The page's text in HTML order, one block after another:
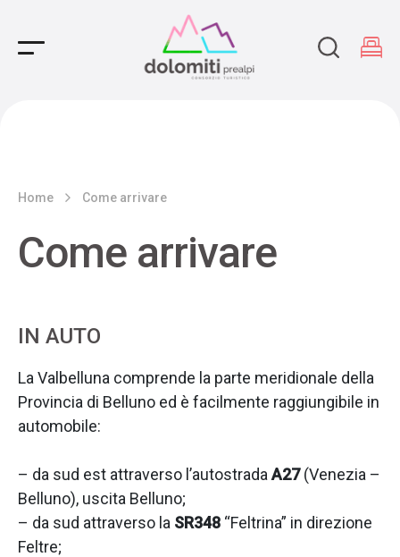
Main Navigation
Home Come arrivare
Come arrivare
IN AUTO
La Valbelluna comprende la parte meridionale della
Provincia di Belluno ed è facilmente raggiungibile in
automobile:
– da sud est attraverso l’autostrada A27(Venezia –
Belluno), uscita Belluno;
– da sud attraverso la SR348 “Feltrina” in direzione
Feltre;